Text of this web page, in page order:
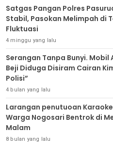
Satgas Pangan Polres
Stabil, Pasokan Melimpah di
Fluktuasi
4 minggu yang lalu
Serangan Tanpa Bunyi.
Beji Diduga Disiram Cairan
Polisi”
4 bulan yang lalu
Larangan penutuoan
Warga Nogosari Bentrok di
Malam
8 bulan yang lalu